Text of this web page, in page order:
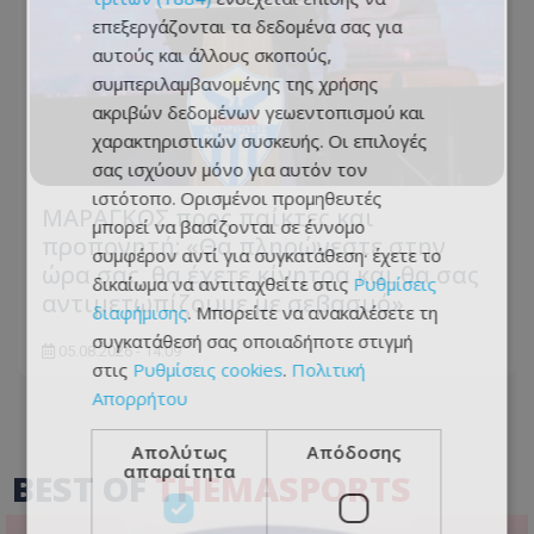
ΜΑΡΑΓΚΟΣ προς παίκτες και
προπονητή: «Θα πληρώνεστε στην
ώρα σας, θα έχετε κίνητρα και θα σας
αντιμετωπίζουμε με σεβασμό»
05.08.2026 - 14:09
BEST OFTHEMASPORTS
επεξεργάζονται τα δεδομένα σας για
αυτούς και άλλους σκοπούς,
συμπεριλαμβανομένης της χρήσης
ακριβών δεδομένων γεωεντοπισμού και
χαρακτηριστικών συσκευής. Οι επιλογές
σας ισχύουν μόνο για αυτόν τον
ιστότοπο. Ορισμένοι προμηθευτές
μπορεί να βασίζονται σε έννομο
συμφέρον αντί για συγκατάθεση· έχετε το
δικαίωμα να αντιταχθείτε στις Ρυθμίσεις
διαφήμισης. Μπορείτε να ανακαλέσετε τη
συγκατάθεσή σας οποιαδήποτε στιγμή
στις Ρυθμίσεις cookies. Πολιτική
Απορρήτου
Απολύτως
απαραίτητα
Απόδοσης